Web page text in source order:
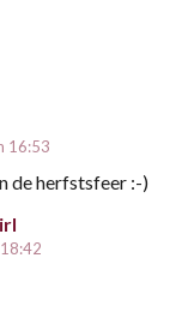
16:53
de herfstsfeer :-)